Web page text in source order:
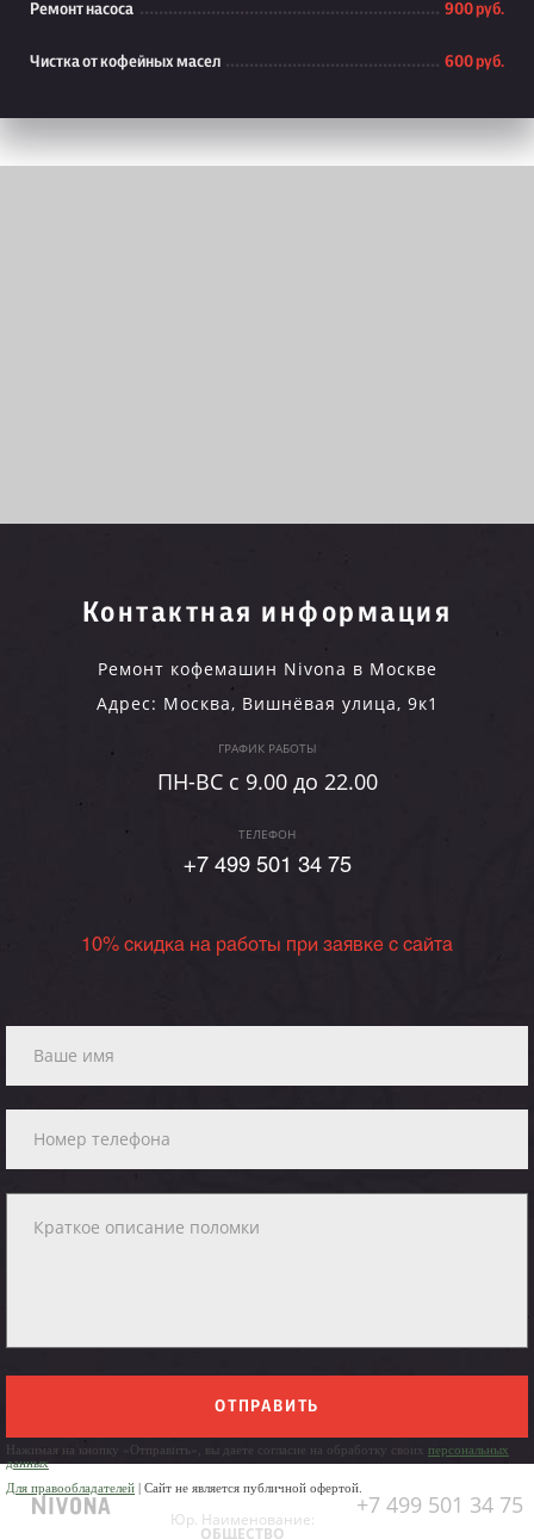
Ремонт насоса 900 руб.
Чистка от кофейных масел 600 руб.
Контактная информация
Ремонт кофемашин Nivona в Москве
Адрес: Москва, Вишнёвая улица, 9к1
ГРАФИК РАБОТЫ
ПН-ВC c 9.00 до 22.00
ТЕЛЕФОН
+7 499 501 34 75
10% скидка на работы при заявке с сайта
ОТПРАВИТЬ
Нажимая на кнопку «Отправить», вы даете согласие на обработку своих персональных
данных
Для правообладателей | Сайт не является публичной офертой.
+7 499 501 34 75
Юр. Наименование:
ОБЩЕСТВО